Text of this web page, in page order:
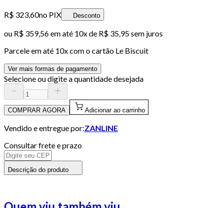
R$ 323,60no PIX Desconto
ou R$ 359,56em até 10x de R$ 35,95 sem juros
Parcele em até 10x com o cartão Le Biscuit
Ver mais formas de pagamento
Selecione ou digite a quantidade desejada
COMPRAR AGORA Adicionar ao carrinho
Vendido e entregue por:ZANLINE
Consultar frete e prazo
Descrição do produto